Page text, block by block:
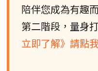
陪伴您成為有趣
第二階段，量身
立即了解》請點